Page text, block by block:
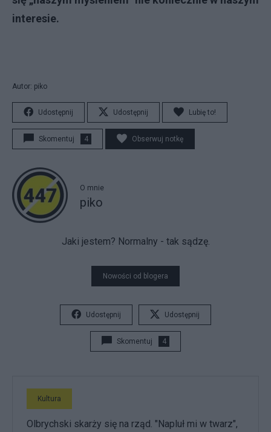
interesie.
Autor: piko
Udostępnij Udostępnij Lubię to!
Skomentuj 4 Obserwuj notkę
O mnie
piko
Jaki jestem? Normalny - tak sądzę.
Nowości od blogera
Udostępnij Udostępnij
Skomentuj 4
Kultura
Olbrychski skarży się na rząd. "Napluł mi w twarz",